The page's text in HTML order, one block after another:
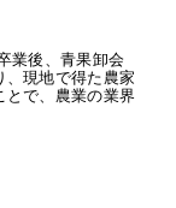
業後、青果卸会
、現地で得た農家
とで、農業の業界